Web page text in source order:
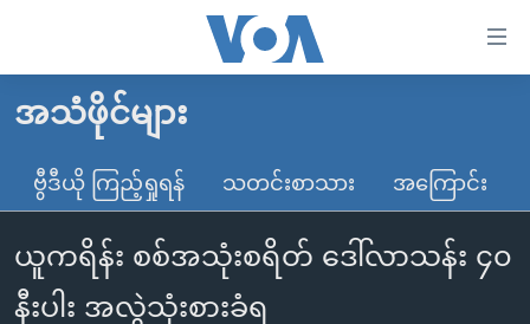
လွယ်ကူ
သည့်
များ
ပင်မ
မူလစာမျက်နှာ
မြန်မာ
ကမ္ဘာ့သတင်းများ
နိုင်ငံတကာ
အမေရိကန်
ဗွီဒီယို
သတင်းလွတ်လပ်ခွင့်
အသံဖိုင်များ
ဗွီဒီယို ကြည့်ရှုရန် သတင်းစာသား အကြောင်း
ယူကရိန်း စစ်အသုံးစရိတ် ဒေါ်လာသန်း ၄၀
နီးပါး အလွဲသုံးစားခံရ